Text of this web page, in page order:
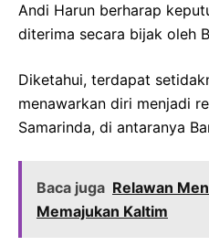
Andi Harun berharap
diterima secara bijak oleh
Diketahui, terdapat
menawarkan diri menjadi
Samarinda, di antaranya
Baca juga Relawan
Memajukan Kaltim